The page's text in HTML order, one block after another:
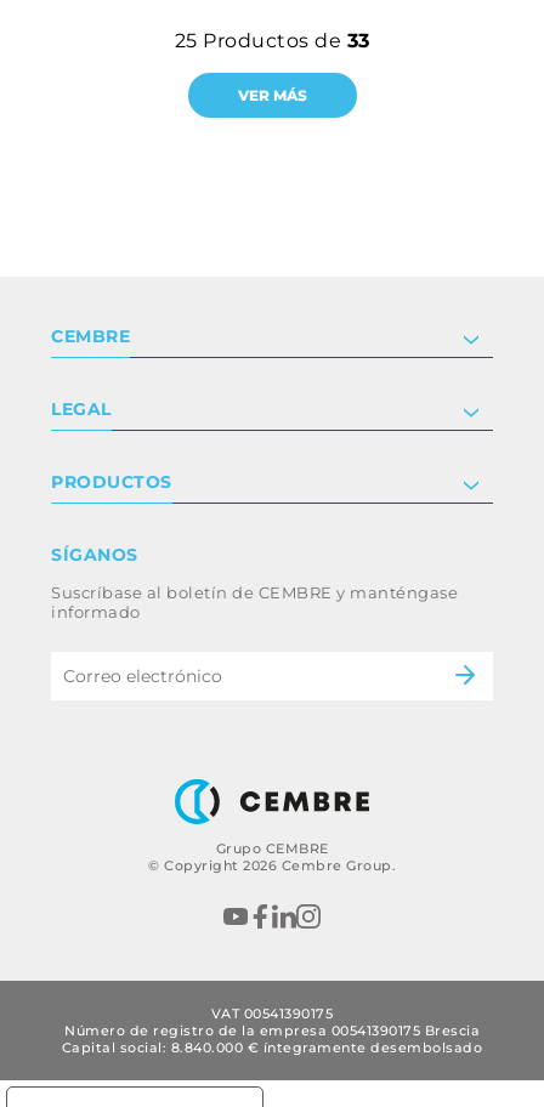
25 Productos de 33
VER MÁS
Grupo CEMBRE
© Copyright 2026 Cembre Group.
CEMBRE
Certificaciones
Trabaja con nosotros
LEGAL
Términos y condiciones
Whistleblowing
Código ético y política anticorrupción del
grupo
PRODUCTOS
Industria
Energía
B2B Disclaimer
SÍGANOS
Suscríbase al boletín de CEMBRE y manténgase
informado
VAT 00541390175
Número de registro de la empresa 00541390175 Brescia
Capital social: 8.840.000 € íntegramente desembolsado